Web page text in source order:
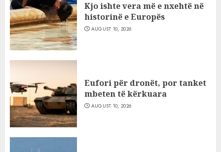
Kjo ishte vera më e nxehtë në
historinë e Europës
AUGUST 10, 2026
Eufori për dronët, por tanket
mbeten të kërkuara
AUGUST 10, 2026